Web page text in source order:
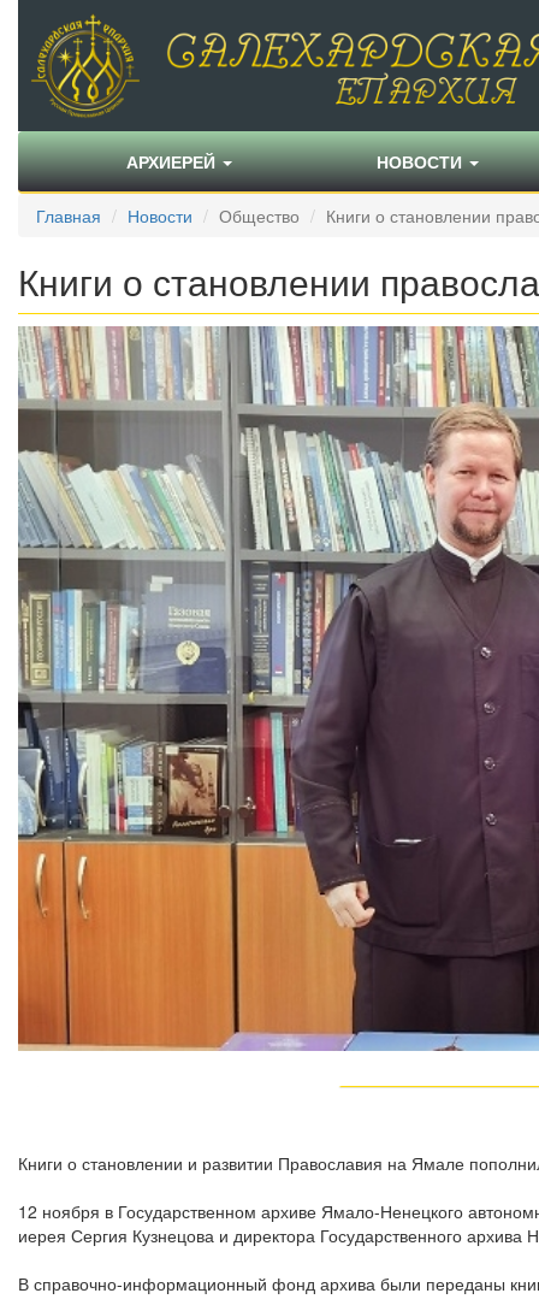
АРХИЕРЕЙ НОВОСТИ
Главная Новости Общество Книги о становлении
Книги о становлении
Книги о становлении и развитии Православия на Ямале
12 ноября в Государственном архиве Ямало-Ненецкого
иерея Сергия Кузнецова и директора Государственного архива
В справочно-информационный фонд архива были переданы